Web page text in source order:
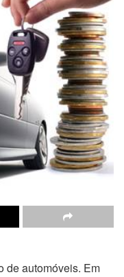
de automóveis. Em